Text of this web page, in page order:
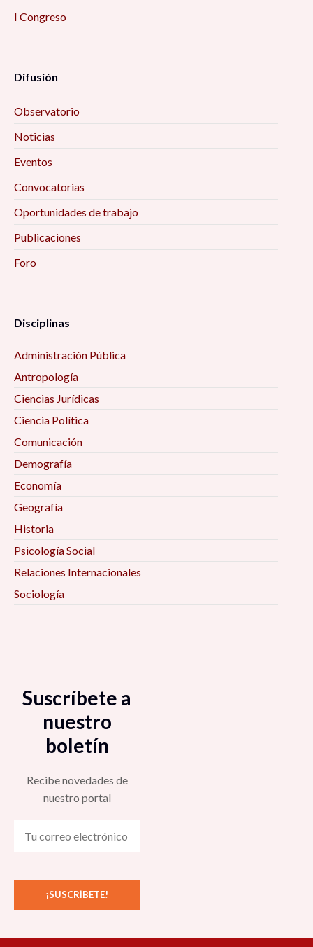
I Congreso
Difusión
Observatorio
Noticias
Eventos
Convocatorias
Oportunidades de trabajo
Publicaciones
Foro
Disciplinas
Administración Pública
Antropología
Ciencias Jurídicas
Ciencia Política
Comunicación
Demografía
Economía
Geografía
Historia
Psicología Social
Relaciones Internacionales
Sociología
Suscríbete a
nuestro
boletín
Recibe novedades de
nuestro portal